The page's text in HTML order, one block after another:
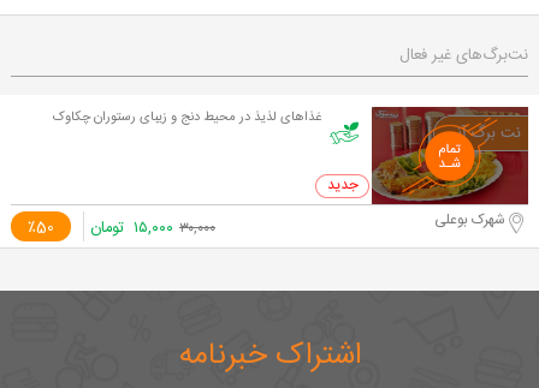
نت‌برگ‌های غیر فعال
غذاهای لذیذ در محیط دنج و زیبای رستوران چکاوک
0 خرید
٪50 شهرک بوعلی ۳۰,۰۰۰ ۱۵,۰۰۰ تومان
اشتراک خبرنامه